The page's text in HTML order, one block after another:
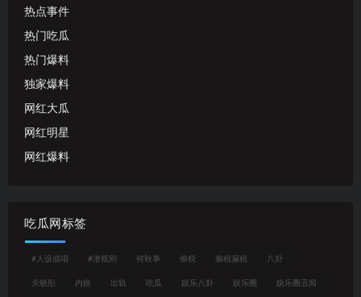
热点事件
热门吃瓜
热门爆料
独家爆料
网红大瓜
网红明星
网红爆料
吃瓜网标签
#人设崩塌 #潜规则 何秋亊 偷税 偷税漏税 八卦
关晓彤 内娱 出轨 吃瓜 娱乐八卦 娱乐圈 娱乐圈丑闻